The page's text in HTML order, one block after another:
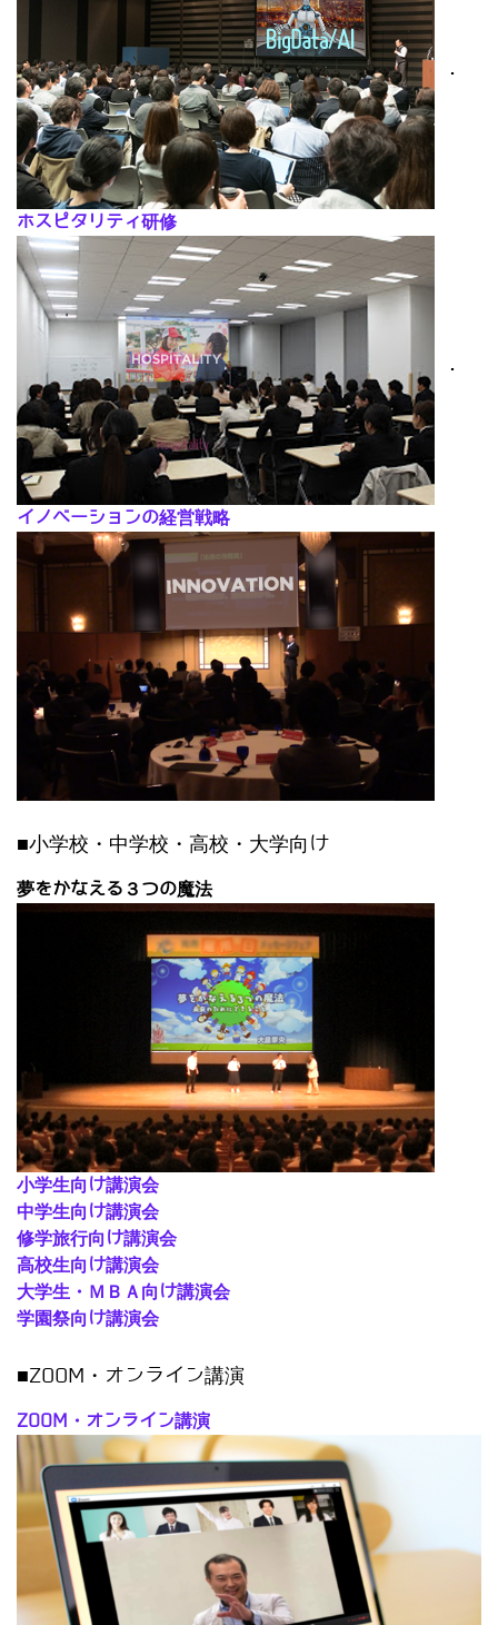
･
ホスピタリティ研修
･
イノベーションの経営戦略
■小学校・中学校・高校・大学向け
夢をかなえる３つの魔法
小学生向け講演会
中学生向け講演会
修学旅行向け講演会
高校生向け講演会
大学生・ＭＢＡ向け講演会
学園祭向け講演会
■ZOOM・オンライン講演
ZOOM・オンライン講演